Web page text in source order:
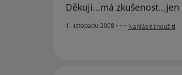
Děkuji...má
1. listopadu 2008 • • • podle názoru
Nahlásit zneužití